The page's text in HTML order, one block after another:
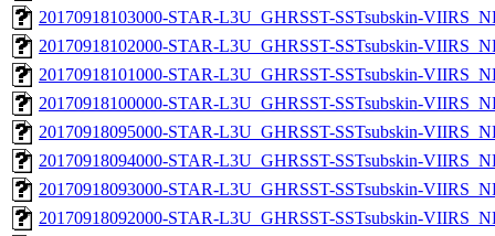
20170918103000-STAR-L3U_GHRSST-SSTsubskin-
20170918102000-STAR-L3U_GHRSST-SSTsubskin-
20170918101000-STAR-L3U_GHRSST-SSTsubskin-
20170918100000-STAR-L3U_GHRSST-SSTsubskin-
20170918095000-STAR-L3U_GHRSST-SSTsubskin-
20170918094000-STAR-L3U_GHRSST-SSTsubskin-
20170918093000-STAR-L3U_GHRSST-SSTsubskin-
20170918092000-STAR-L3U_GHRSST-SSTsubskin-